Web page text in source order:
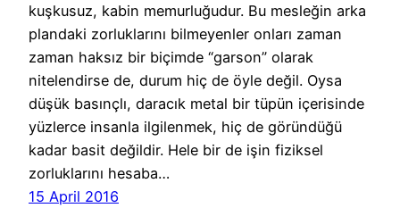
kuşkusuz, kabin memurluğudur. Bu mesleğin arka
plandaki zorluklarını bilmeyenler onları zaman
zaman haksız bir biçimde “garson” olarak
nitelendirse de, durum hiç de öyle değil. Oysa
düşük basınçlı, daracık metal bir tüpün içerisinde
yüzlerce insanla ilgilenmek, hiç de göründüğü
kadar basit değildir. Hele bir de işin fiziksel
zorluklarını hesaba…
15 April 2016